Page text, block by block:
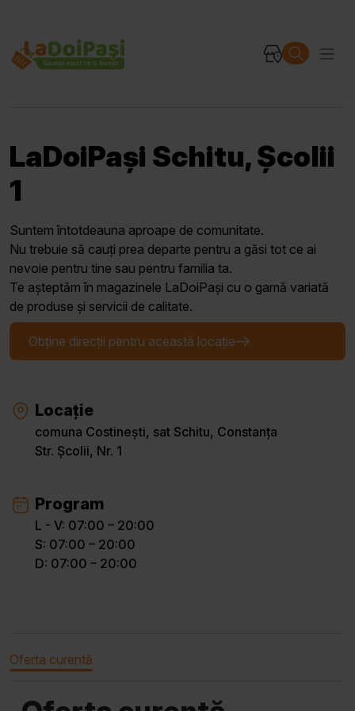
LaDoiPași Schitu, Școlii
1
Suntem întotdeauna aproape de comunitate.
Nu trebuie să cauți prea departe pentru a găsi tot ce ai
nevoie pentru tine sau pentru familia ta.
Te așteptăm în magazinele LaDoiPași cu o gamă variată
de produse și servicii de calitate.
Obține direcții pentru această locație
Locație
comuna Costinești, sat Schitu, Constanța
Str. Școlii, Nr. 1
Program
L - V: 07:00 – 20:00
S: 07:00 – 20:00
D: 07:00 – 20:00
Oferta curentă